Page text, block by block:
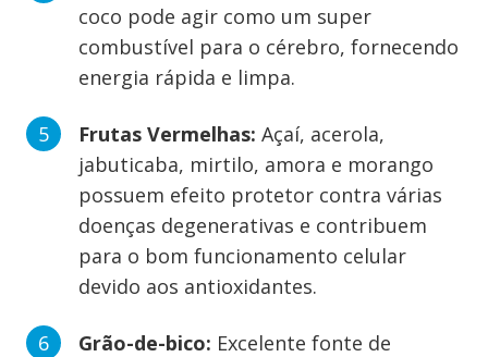
coco pode agir como um super
combustível para o cérebro, fornecendo
energia rápida e limpa.
Frutas Vermelhas: Açaí, acerola,
jabuticaba, mirtilo, amora e morango
possuem efeito protetor contra várias
doenças degenerativas e contribuem
para o bom funcionamento celular
devido aos antioxidantes.
Grão-de-bico: Excelente fonte de